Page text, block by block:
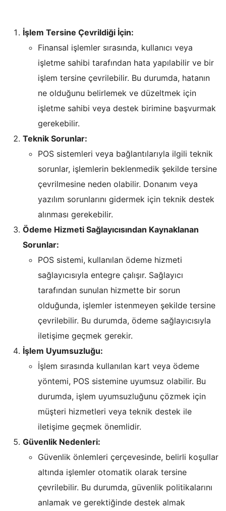
İşlem Tersine Çevrildiği İçin:
Finansal işlemler sırasında, kullanıcı veya
işletme sahibi tarafından hata yapılabilir ve bir
işlem tersine çevrilebilir. Bu durumda, hatanın
ne olduğunu belirlemek ve düzeltmek için
işletme sahibi veya destek birimine başvurmak
gerekebilir.
Teknik Sorunlar:
POS sistemleri veya bağlantılarıyla ilgili teknik
sorunlar, işlemlerin beklenmedik şekilde tersine
çevrilmesine neden olabilir. Donanım veya
yazılım sorunlarını gidermek için teknik destek
alınması gerekebilir.
Ödeme Hizmeti Sağlayıcısından Kaynaklanan
Sorunlar:
POS sistemi, kullanılan ödeme hizmeti
sağlayıcısıyla entegre çalışır. Sağlayıcı
tarafından sunulan hizmette bir sorun
olduğunda, işlemler istenmeyen şekilde tersine
çevrilebilir. Bu durumda, ödeme sağlayıcısıyla
iletişime geçmek gerekir.
İşlem Uyumsuzluğu:
İşlem sırasında kullanılan kart veya ödeme
yöntemi, POS sistemine uyumsuz olabilir. Bu
durumda, işlem uyumsuzluğunu çözmek için
müşteri hizmetleri veya teknik destek ile
iletişime geçmek önemlidir.
Güvenlik Nedenleri:
Güvenlik önlemleri çerçevesinde, belirli koşullar
altında işlemler otomatik olarak tersine
çevrilebilir. Bu durumda, güvenlik politikalarını
anlamak ve gerektiğinde destek almak